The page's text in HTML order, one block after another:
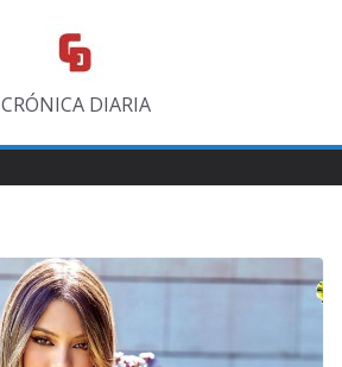
CRÓNICA DIARIA